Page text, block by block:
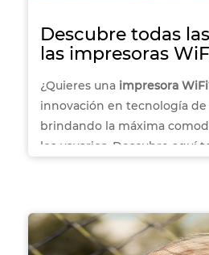
Descubre todas
las impresoras
¿Quieres una impresora WiFi
innovación en tecnología
brindando la máxima
los usuarios. Descubre aquí